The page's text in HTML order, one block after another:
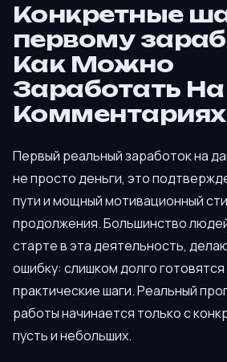
Конкретные
первому
Как Можно
Заработать На
Комментариях
Первый реальный заработок на
не просто деньги, это
пути и мощный мотивационный
продолжения. Большинство
старте в эта деятельность,
ошибку: слишком долго
практические шаги. Реальный
работы начинается только с
пусть и небольших.